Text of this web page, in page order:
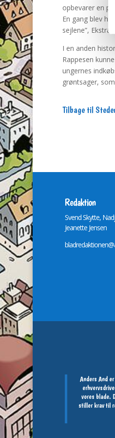
opbevarer en
En gang blev
sejlene”,
I en anden
Rappesen
ungernes
grøntsager,
Tilbage til
Redaktion
Svend Skytte,
Jeanette Jensen
Anders And
vores blade.
stiller krav til